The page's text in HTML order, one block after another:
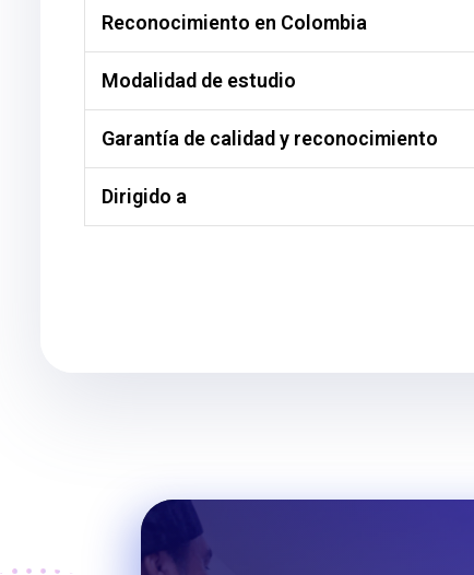
Reconocimiento en Colombia
Modalidad de estudio
Garantía de calidad y reconocimiento
Dirigido a